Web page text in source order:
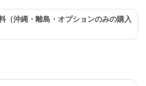
（沖縄・離島・オプションのみの購入